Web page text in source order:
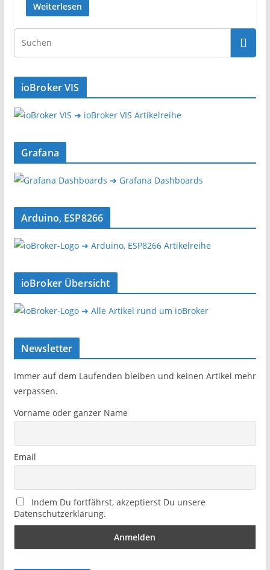
Weiterlesen
ioBroker VIS
➔ ioBroker VIS Artikelreihe
Grafana
➔ Grafana Dashboards
Arduino, ESP8266
➔ Arduino, ESP8266 Artikelreihe
ioBroker Übersicht
➔ Alle Artikel rund um ioBroker
Newsletter
Immer auf dem Laufenden bleiben und keinen Artikel mehr
verpassen.
Vorname oder ganzer Name
Email
Indem Du fortfährst, akzeptierst Du unsere
Datenschutzerklärung.